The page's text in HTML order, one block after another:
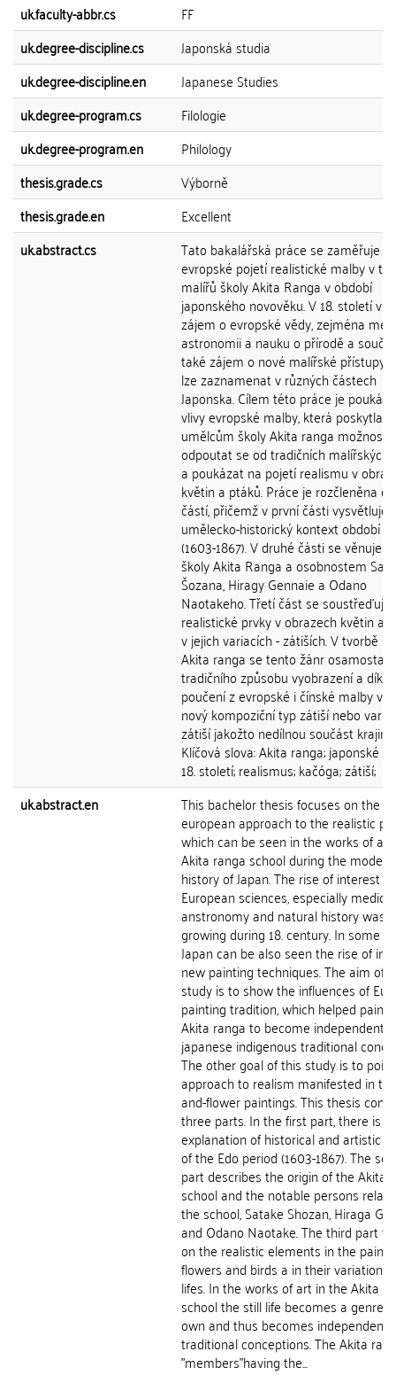
uk.faculty-abbr.cs
FF
uk.degree-discipline.cs
Japonská studia
uk.degree-discipline.en
Japanese Studies
uk.degree-program.cs
Filologie
uk.degree-program.en
Philology
thesis.grade.cs
Výborně
thesis.grade.en
Excellent
uk.abstract.cs
Tato bakalářská práce se zaměřuje
evropské pojetí realistické malby v
malířů školy Akita Ranga v období
japonského novověku. V 18. století
zájem o evropské vědy, zejména
astronomii a nauku o přírodě a
také zájem o nové malířské přístupy,
lze zaznamenat v různých částech
Japonska. Cílem této práce je
vlivy evropské malby, která poskytla
umělcům školy Akita ranga možnost
odpoutat se od tradičních malířských
a poukázat na pojetí realismu v
květin a ptáků. Práce je rozčleněna
částí, přičemž v první části vysvětluje
umělecko-historický kontext období
(1603-1867). V druhé části se věnuje
školy Akita Ranga a osobnostem
Šozana, Hiragy Gennaie a Odano
Naotakeho. Třetí část se soustřeďuje
realistické prvky v obrazech květin a
v jejich variacích - zátiších. V tvorbě
Akita ranga se tento žánr
tradičního způsobu vyobrazení a díky
poučení z evropské i čínské malby
nový kompoziční typ zátiší nebo
zátiší jakožto nedílnou součást
Klíčová slova: Akita ranga; japonské
18. století; realismus; kačóga; zátiší;
uk.abstract.en
This bachelor thesis focuses on the
european approach to the realistic
which can be seen in the works of
Akita ranga school during the modern
history of Japan. The rise of interest in
European sciences, especially
anstronomy and natural history was
growing during 18. century. In some
Japan can be also seen the rise of
new painting techniques. The aim of
study is to show the influences of
painting tradition, which helped
Akita ranga to become independent
japanese indigenous traditional
The other goal of this study is to
approach to realism manifested in
and-flower paintings. This thesis
three parts. In the first part, there is
explanation of historical and artistic
of the Edo period (1603-1867). The
part describes the origin of the Akita
school and the notable persons
the school, Satake Shozan, Hiraga
and Odano Naotake. The third part
on the realistic elements in the
flowers and birds a in their variations
lifes. In the works of art in the Akita
school the still life becomes a genre
own and thus becomes independent
traditional conceptions. The Akita
"members"having the...